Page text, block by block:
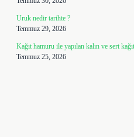
Uruk nedir tarihte ?
Temmuz 29, 2026
Kağıt hamuru ile yapılan kalın ve sert
Temmuz 25, 2026